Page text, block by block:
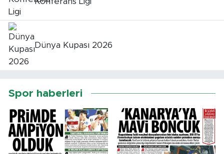
Dünya Kupası 2026
Spor haberleri